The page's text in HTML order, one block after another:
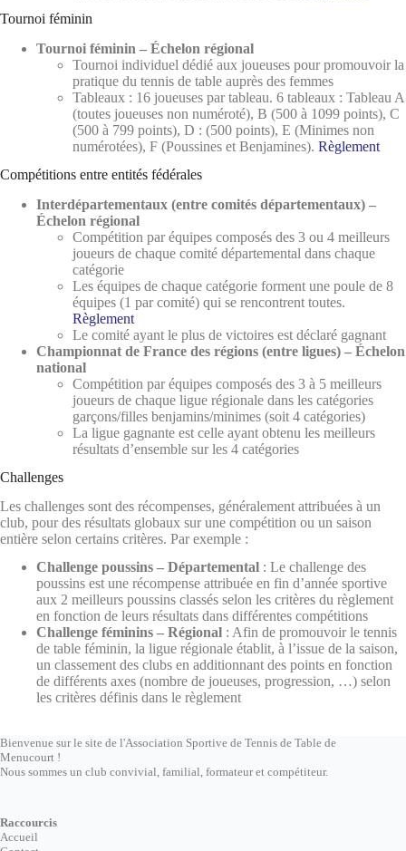
Tournoi féminin
Tournoi féminin – Échelon régional
Tournoi individuel dédié aux joueuses pour promouvoir la
pratique du tennis de table auprès des femmes
Tableaux : 16 joueuses par tableau. 6 tableaux : Tableau A
(toutes joueuses non numéroté), B (500 à 1099 points), C
(500 à 799 points), D : (500 points), E (Minimes non
numérotées), F (Poussines et Benjamines). Règlement
Compétitions entre entités fédérales
Interdépartementaux (entre comités départementaux) –
Échelon régional
Compétition par équipes composés des 3 ou 4 meilleurs
joueurs de chaque comité départemental dans chaque
catégorie
Les équipes de chaque catégorie forment une poule de 8
équipes (1 par comité) qui se rencontrent toutes.
Règlement
Le comité ayant le plus de victoires est déclaré gagnant
Championnat de France des régions (entre ligues) – Échelon
national
Compétition par équipes composés des 3 à 5 meilleurs
joueurs de chaque ligue régionale dans les catégories
garçons/filles benjamins/minimes (soit 4 catégories)
La ligue gagnante est celle ayant obtenu les meilleurs
résultats d’ensemble sur les 4 catégories
Challenges
Les challenges sont des récompenses, généralement attribuées à un
club, pour des résultats globaux sur une compétition ou un saison
entière selon certains critères. Par exemple :
Challenge poussins – Départemental : Le challenge des
poussins est une récompense attribuée en fin d’année sportive
aux 2 meilleurs poussins classés selon les critères du règlement
en fonction de leurs résultats dans différentes compétitions
Challenge féminins – Régional : Afin de promouvoir le tennis
de table féminin, la ligue régionale établit, à l’issue de la saison,
un classement des clubs en additionnant des points en fonction
de différents axes (nombre de joueuses, progression, …) selon
les critères définis dans le règlement
Bienvenue sur le site de l'Association Sportive de Tennis de Table de
Menucourt !
Nous sommes un club convivial, familial, formateur et compétiteur.
Raccourcis
Accueil